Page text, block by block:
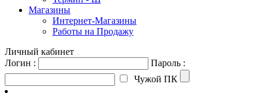
Магазины
Интернет-Магазины
Работы на Продажу
Личный кабинет
Логин :
Пароль :
Чужой ПК